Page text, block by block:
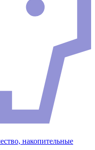
накопительные